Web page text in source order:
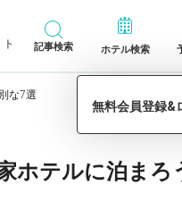
記事検索 ホテル検索
な7選
ホテルに泊まろ